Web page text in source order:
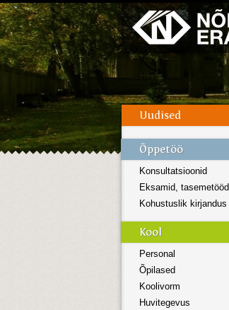
Menüü
Galerii
Konsultatsioonid
Eksamid, tasemetööd
Kohustuslik kirjandus
Personal
Õpilased
Koolivorm
Huvitegevus